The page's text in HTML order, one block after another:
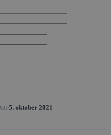
5. oktober 2021